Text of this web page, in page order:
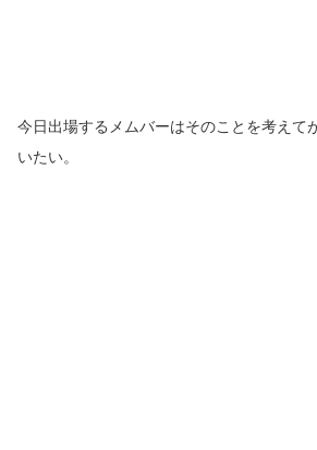
今日出場するメムバーはそのことを考えて
いたい。